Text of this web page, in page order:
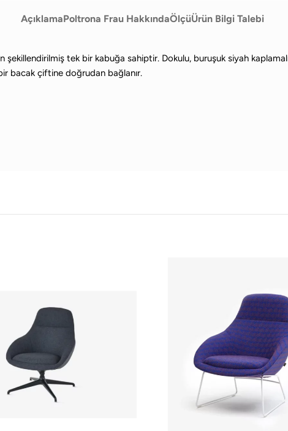
AçıklamaPoltrona Frau HakkındaÖlçüÜrün Bilgi Talebi
tek bir kabuğa sahiptir. Dokulu, buruşuk siyah
bacak çiftine doğrudan bağlanır.